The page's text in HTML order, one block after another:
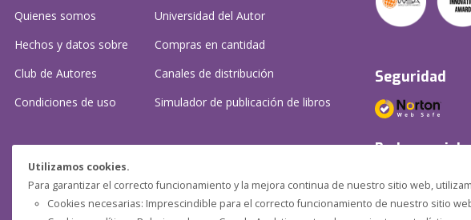
Utilizamos cookies.
Para garantizar el correcto funcionamiento y la mejora continua de nuestro sitio web,
Cookies necesarias: Imprescindible para el correcto funcionamiento de nuestro sitio
Quienes somos
Hechos y datos sobre
Club de Autores
Condiciones de uso
Universidad del Autor
Compras en cantidad
Canales de distribución
Simulador de publicación de libros
¿Necesitas ayuda?
Preguntas frecuentes
Seguridad
Redes